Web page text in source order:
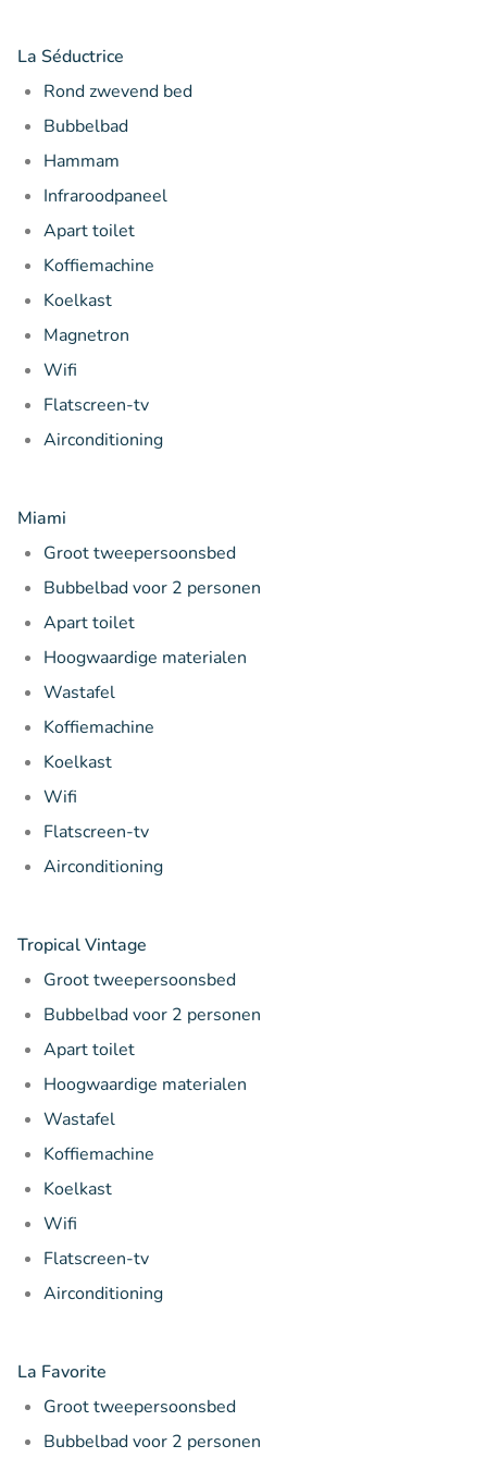
La Séductrice
Rond zwevend bed
Bubbelbad
Hammam
Infraroodpaneel
Apart toilet
Koffiemachine
Koelkast
Magnetron
Wifi
Flatscreen-tv
Airconditioning
Miami
Groot tweepersoonsbed
Bubbelbad voor 2 personen
Apart toilet
Hoogwaardige materialen
Wastafel
Koffiemachine
Koelkast
Wifi
Flatscreen-tv
Airconditioning
Tropical Vintage
Groot tweepersoonsbed
Bubbelbad voor 2 personen
Apart toilet
Hoogwaardige materialen
Wastafel
Koffiemachine
Koelkast
Wifi
Flatscreen-tv
Airconditioning
La Favorite
Groot tweepersoonsbed
Bubbelbad voor 2 personen